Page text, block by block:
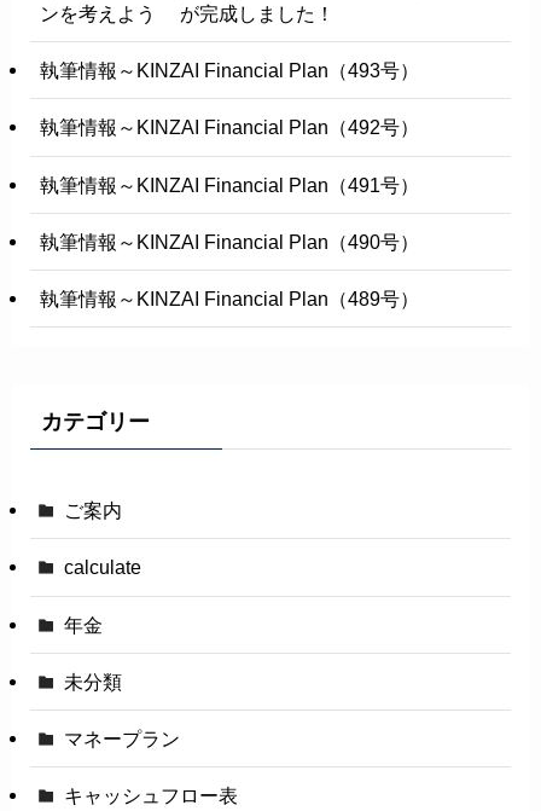
ンを考えよう が完成しました！
執筆情報～KINZAI Financial Plan（493号）
執筆情報～KINZAI Financial Plan（492号）
執筆情報～KINZAI Financial Plan（491号）
執筆情報～KINZAI Financial Plan（490号）
執筆情報～KINZAI Financial Plan（489号）
カテゴリー
ご案内
calculate
年金
未分類
マネープラン
キャッシュフロー表